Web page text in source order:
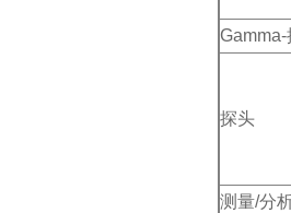
探头
测量/分